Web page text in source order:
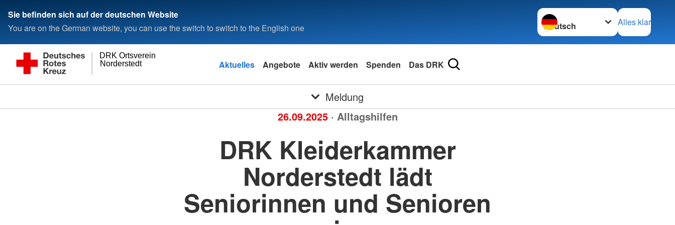
Sie befinden sich auf der deutschen Website
You are on the German website, you can use the switch to switch to the English one
Sprache wechseln zu
Alles klar
Norderstedt
DRK Ortsverein
Aktuelles Angebote Aktiv werden Spenden Das DRK
Meldung
26.09.2025 · Alltagshilfen
DRK Kleiderkammer
Norderstedt lädt
Seniorinnen und Senioren